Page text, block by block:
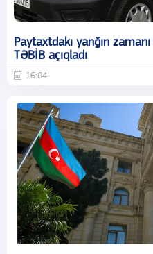
Paytaxtdakı yanğın
TƏBİB açıqladı
16:04